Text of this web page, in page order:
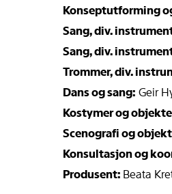
Konseptutforming
Sang, div.
Sang, div.
Trommer, div.
Dans og sang: Geir
Kostymer og
Scenografi og
Konsultasjon og
Produsent: Beata